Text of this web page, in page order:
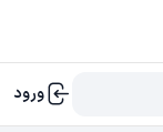
ورود